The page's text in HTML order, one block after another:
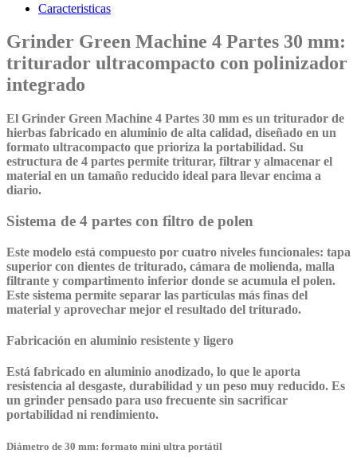
Caracteristicas
Grinder Green Machine 4 Partes 30 mm:
triturador ultracompacto con polinizador
integrado
El Grinder Green Machine 4 Partes 30 mm es un triturador de
hierbas fabricado en aluminio de alta calidad, diseñado en un
formato ultracompacto que prioriza la portabilidad. Su
estructura de 4 partes permite triturar, filtrar y almacenar el
material en un tamaño reducido ideal para llevar encima a
diario.
Sistema de 4 partes con filtro de polen
Este modelo está compuesto por cuatro niveles funcionales: tapa
superior con dientes de triturado, cámara de molienda, malla
filtrante y compartimento inferior donde se acumula el polen.
Este sistema permite separar las partículas más finas del
material y aprovechar mejor el resultado del triturado.
Fabricación en aluminio resistente y ligero
Está fabricado en aluminio anodizado, lo que le aporta
resistencia al desgaste, durabilidad y un peso muy reducido. Es
un grinder pensado para uso frecuente sin sacrificar
portabilidad ni rendimiento.
Diámetro de 30 mm: formato mini ultra portátil